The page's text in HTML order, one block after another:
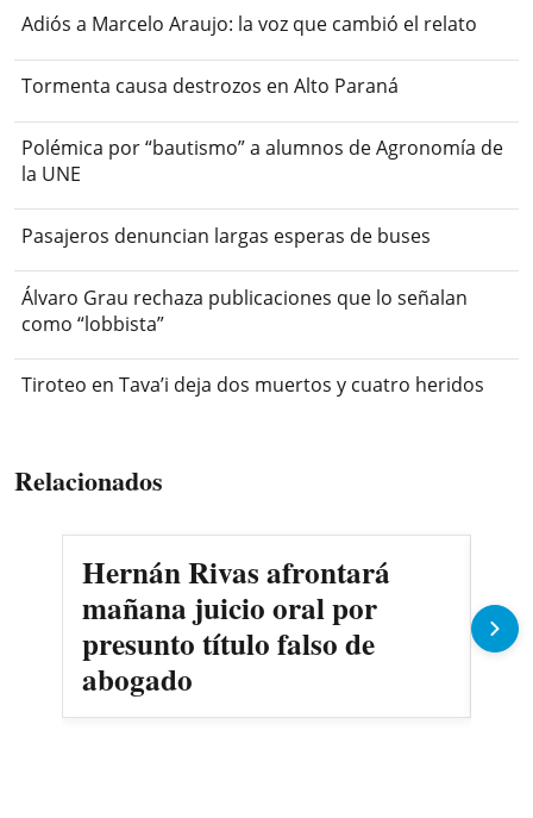
Adiós a Marcelo Araujo: la voz que cambió el relato
Tormenta causa destrozos en Alto Paraná
Polémica por “bautismo” a alumnos de Agronomía de
la UNE
Pasajeros denuncian largas esperas de buses
Álvaro Grau rechaza publicaciones que lo señalan
como “lobbista”
Tiroteo en Tava’i deja dos muertos y cuatro heridos
Relacionados
Hernán Rivas afrontará
mañana juicio oral por
presunto título falso de
abogado